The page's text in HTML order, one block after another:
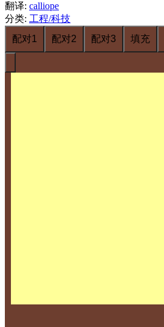
翻译: calliope
分类: 工程/科技
配对1
配对2 配对3 填充